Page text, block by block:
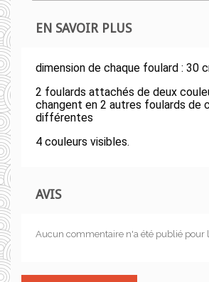
EN SAVOIR PLUS
dimension de chaque foulard : 30
2 foulards attachés de deux
changent en 2 autres foulards de
différentes
4 couleurs visibles.
AVIS
Aucun commentaire n'a été publié pour